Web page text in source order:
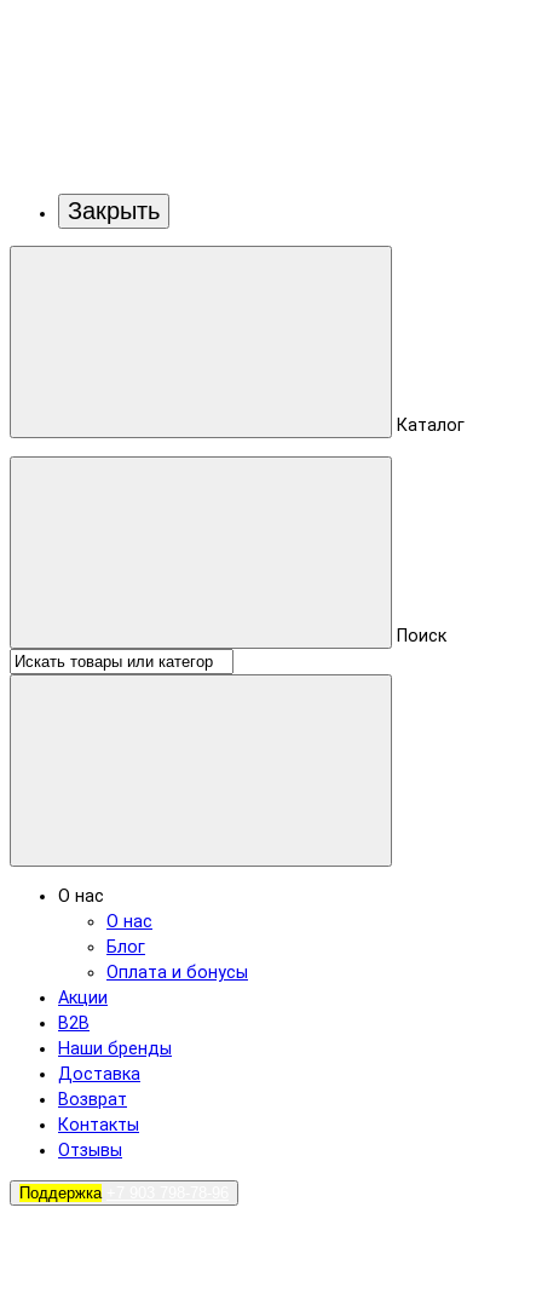
Закрыть
Каталог
Поиск
О нас
О нас
Блог
Оплата и бонусы
Акции
B2B
Наши бренды
Доставка
Возврат
Контакты
Отзывы
Поддержка